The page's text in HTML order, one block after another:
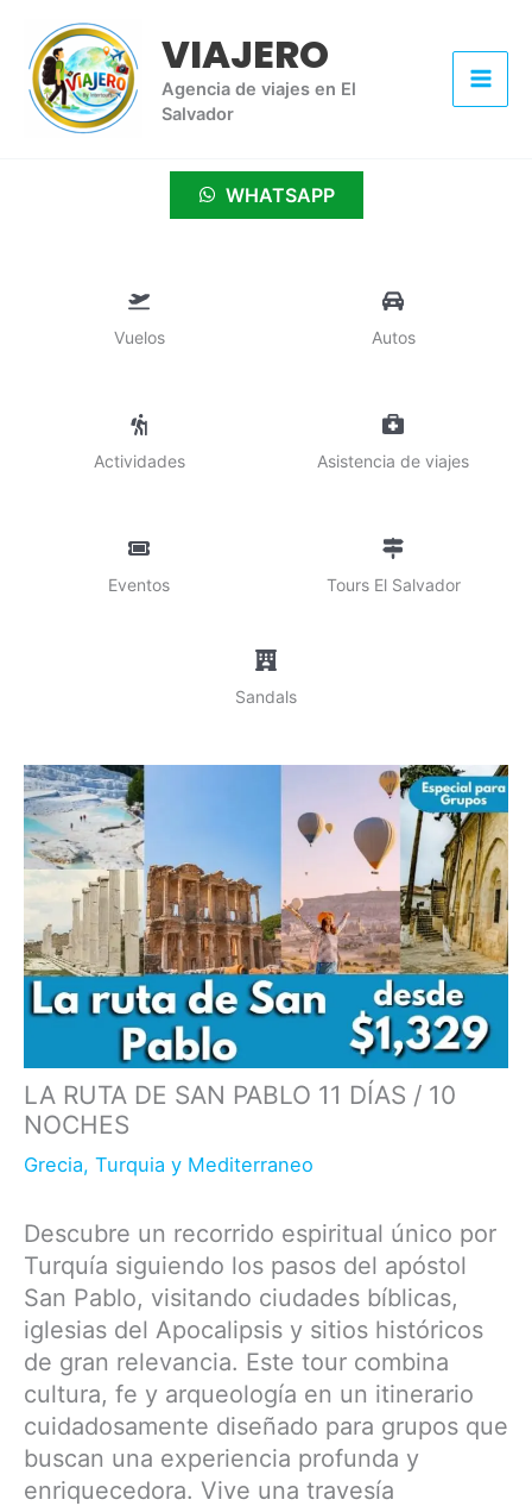
contenido
VIAJERO
Agencia de viajes en El
Salvador
WHATSAPP
Vuelos Autos
Actividades Asistencia de viajes
Eventos Tours El Salvador
Sandals
LA RUTA DE SAN PABLO 11 DÍAS / 10
NOCHES
Grecia, Turquia y Mediterraneo
Descubre un recorrido espiritual único por
Turquía siguiendo los pasos del apóstol
San Pablo, visitando ciudades bíblicas,
iglesias del Apocalipsis y sitios históricos
de gran relevancia. Este tour combina
cultura, fe y arqueología en un itinerario
cuidadosamente diseñado para grupos que
buscan una experiencia profunda y
enriquecedora. Vive una travesía